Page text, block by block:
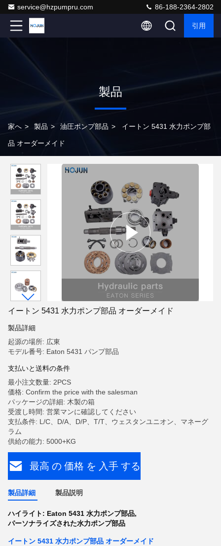
service@hzpumpru.com 86-188-2364-2802
引用
製品
家へ > 製品 > 油圧ポンプ部品 > イートン 5431 水力ポンプ部
品 オーダーメイド
イートン 5431 水力ポンプ部品 オーダーメイド
製品詳細
起源の場所: 広東
モデル番号: Eaton 5431 パンプ部品
支払いと送料の条件
最小注文数量: 2PCS
価格: Confirm the price with the salesman
パッケージの詳細: 木製の箱
受渡し時間: 営業マンに確認してください
支払条件: L/C、D/A、D/P、T/T、ウェスタンユニオン、マネーグ
ラム
供給の能力: 5000+KG
最高 の 価格 を 入手 する
製品詳細 製品説明
ハイライト: Eaton 5431 水力ポンプ部品,
パーソナライズされた水力ポンプ部品
イートン 5431 水力ポンプ部品 オーダーメイド